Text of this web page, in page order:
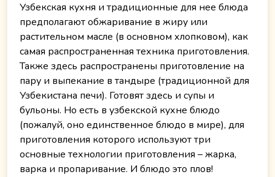
Узбекская кухня и традиционные для нее блюда
предполагают обжаривание в жиру или
растительном масле (в основном хлопковом), как
самая распространенная техника приготовления.
Также здесь распространены приготовление на
пару и выпекание в тандыре (традиционной для
Узбекистана печи). Готовят здесь и супы и
бульоны. Но есть в узбекской кухне блюдо
(пожалуй, оно единственное блюдо в мире), для
приготовления которого используют три
основные технологии приготовления – жарка,
варка и пропаривание. И блюдо это плов!